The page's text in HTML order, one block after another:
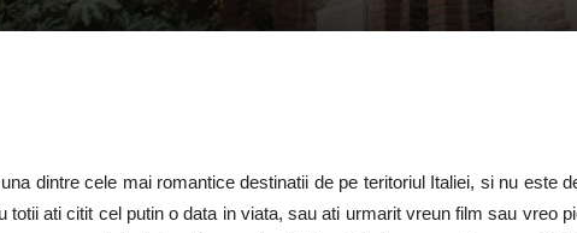
dintre cele mai romantice destinatii de pe teritoriul Italiei, si nu este
totii ati citit cel putin o data in viata, sau ati urmarit vreun film sau vreo